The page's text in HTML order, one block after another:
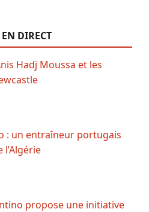
DIRECT
Hadj Moussa et les
: un entraîneur portugais
l’Algérie
propose une initiative